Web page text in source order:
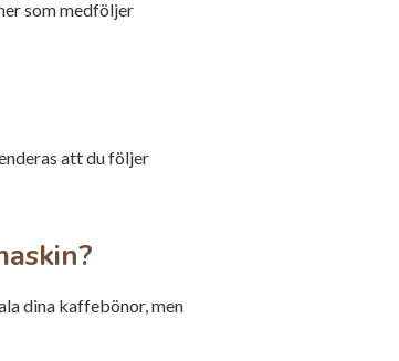
som medföljer
att du följer
dina kaffebönor, men